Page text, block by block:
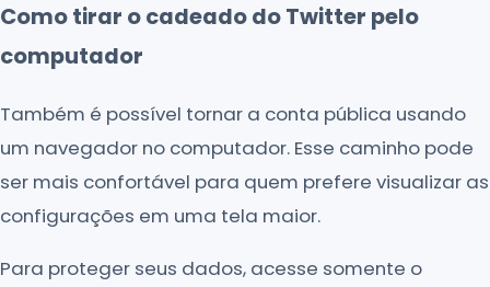
Como tirar o cadeado do Twitter pelo
computador
Também é possível tornar a conta pública usando
um navegador no computador. Esse caminho pode
ser mais confortável para quem prefere visualizar as
configurações em uma tela maior.
Para proteger seus dados, acesse somente o